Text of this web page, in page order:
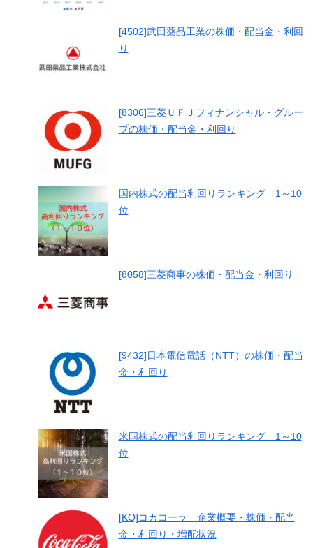
[4502]武田薬品工業の株価・配当金・利回
り
[8306]三菱ＵＦＪフィナンシャル・グルー
プの株価・配当金・利回り
国内株式の配当利回りランキング 1～10
位
[8058]三菱商事の株価・配当金・利回り
[9432]日本電信電話（NTT）の株価・配当
金・利回り
米国株式の配当利回りランキング 1～10
位
[KO]コカコーラ 企業概要・株価・配当
金・利回り・増配状況